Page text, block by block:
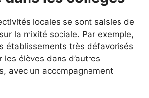
locales se sont saisies de
sur la mixité sociale. Par exemple,
établissements très défavorisés
les élèves dans d’autres
avec un accompagnement